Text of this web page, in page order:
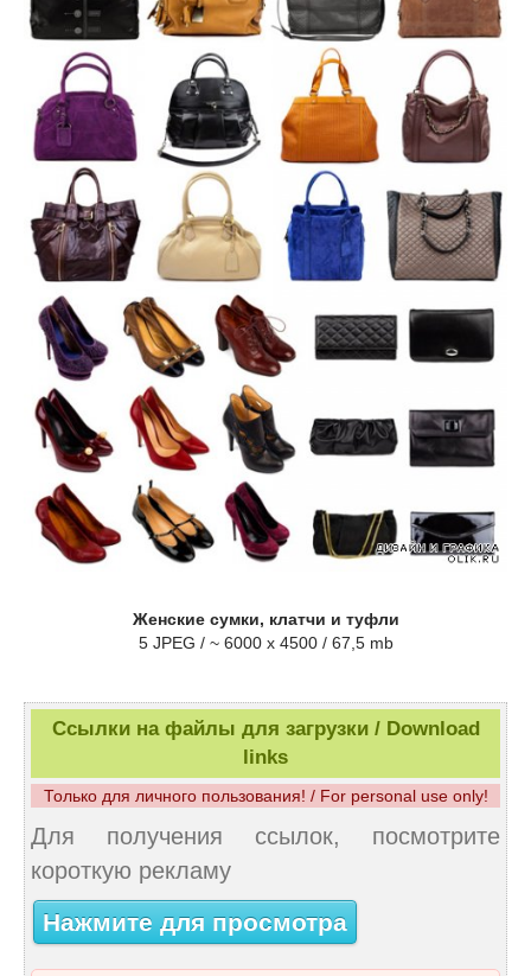
Женские сумки, клатчи и туфли
5 JPEG / ~ 6000 x 4500 / 67,5 mb
Ссылки на файлы для загрузки / Download
links
Только для личного пользования! / For personal use only!
Для получения ссылок, посмотрите
короткую рекламу
Нажмите для просмотра